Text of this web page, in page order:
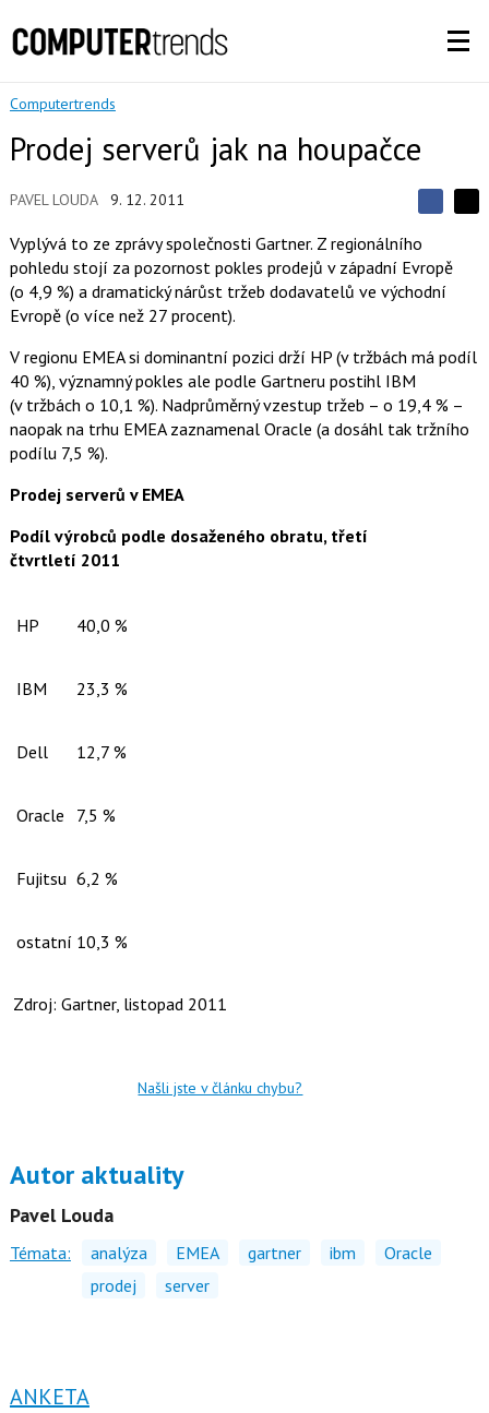
Computertrends
Prodej serverů jak na houpačce
PAVEL LOUDA 9. 12. 2011
S
d
í
l
t
S
l
e
j
a
c
e
n
a
i
Vyplývá to ze zprávy společnosti Gartner. Z regionálního
pohledu stojí za pozornost pokles prodejů v západní Evropě
(o 4,9 %) a dramatický nárůst tržeb dodavatelů ve východní
Evropě (o více než 27 procent).
V regionu EMEA si dominantní pozici drží HP (v tržbách má podíl
40 %), významný pokles ale podle Gartneru postihl IBM
(v tržbách o 10,1 %). Nadprůměrný vzestup tržeb – o 19,4 % –
naopak na trhu EMEA zaznamenal Oracle (a dosáhl tak tržního
podílu 7,5 %).
Prodej serverů v EMEA
Podíl výrobců podle dosaženého obratu, třetí
čtvrtletí 2011
HP 40,0 %
IBM 23,3 %
Dell 12,7 %
Oracle 7,5 %
Fujitsu 6,2 %
ostatní 10,3 %
Zdroj: Gartner, listopad 2011
Našli jste v článku chybu?
Autor aktuality
Pavel Louda
Témata: analýza EMEA gartner ibm
Oracle
prodej
server
ANKETA